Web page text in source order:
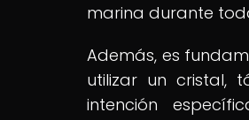
marina durante
Además, es
utilizar un cristal,
intención